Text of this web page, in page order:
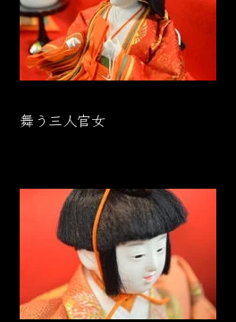
舞う三人官女